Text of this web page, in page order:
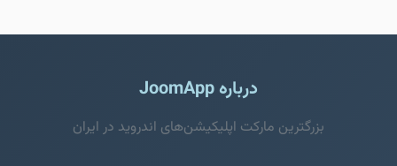
درباره JoomApp
بزرگترین مارکت اپلیکیشن‌های اندروید در ایران